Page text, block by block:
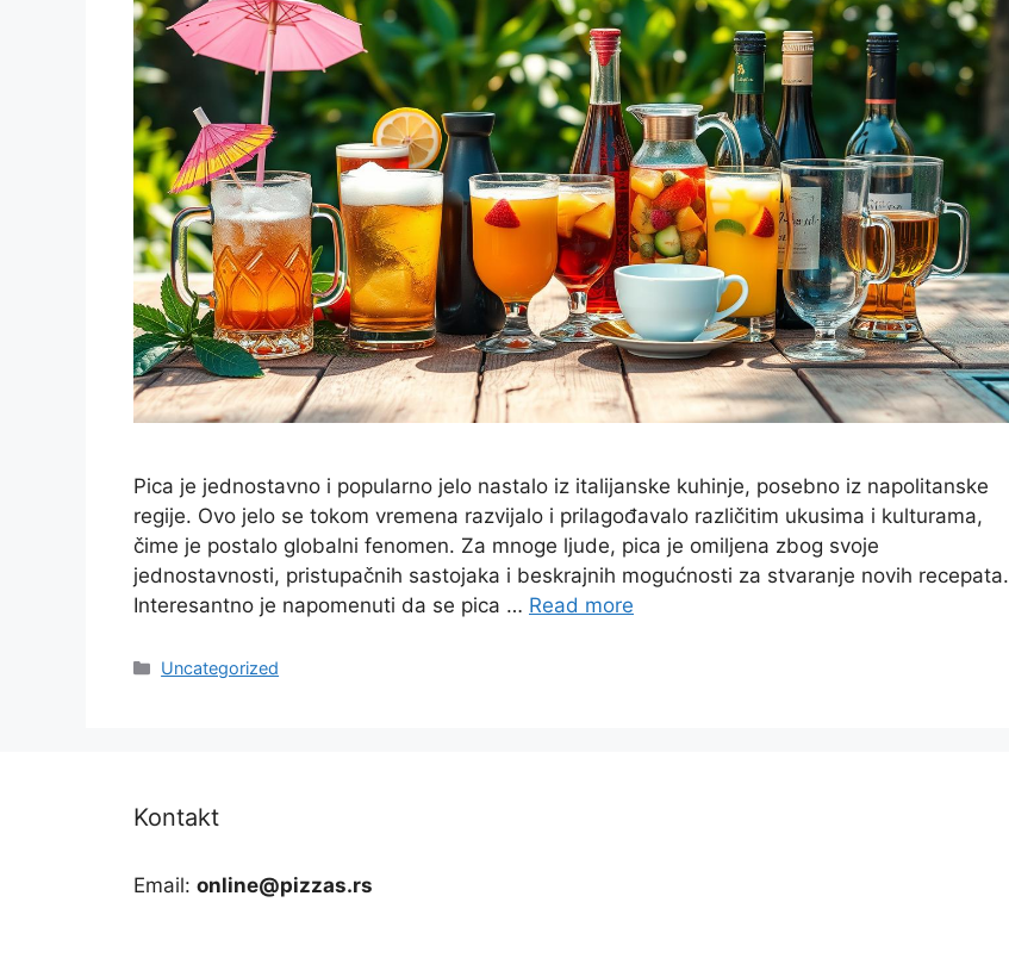
Pica je jednostavno i popularno jelo nastalo iz italijanske kuhinje, posebno iz napolitanske
regije. Ovo jelo se tokom vremena razvijalo i prilagođavalo različitim ukusima i kulturama,
čime je postalo globalni fenomen. Za mnoge ljude, pica je omiljena zbog svoje
jednostavnosti, pristupačnih sastojaka i beskrajnih mogućnosti za stvaranje novih recepata.
Interesantno je napomenuti da se pica … Read more
Categories
Uncategorized
Kontakt
Email: online@pizzas.rs